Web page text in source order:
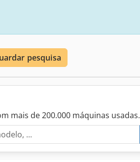
pesquisa
mais de 200.000 máquinas usadas.